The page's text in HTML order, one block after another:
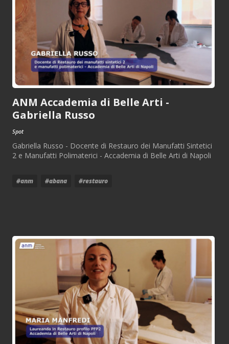
ANM Accademia di Belle Arti -
Gabriella Russo
Spot
Gabriella Russo - Docente di Restauro dei Manufatti Sintetici
2 e Manufatti Polimaterici - Accademia di Belle Arti di Napoli
#anm #abana #restauro